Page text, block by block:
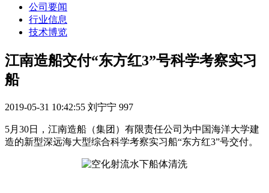
公司要闻
行业信息
技术博览
江南造船交付“东方红3”号科学考察实习
船
2019-05-31 10:42:55 刘宁宁 997
5月30日，江南造船（集团）有限责任公司为中国海洋大学建
造的新型深远海大型综合科学考察实习船“东方红3”号交付。